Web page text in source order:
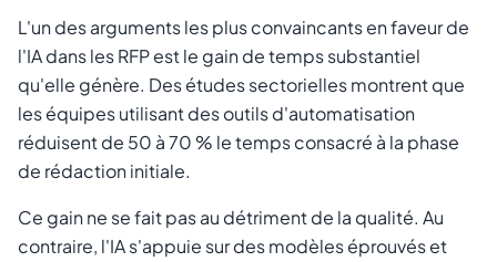
L'un des arguments les plus convaincants en faveur de
l'IA dans les RFP est le gain de temps substantiel
qu'elle génère. Des études sectorielles montrent que
les équipes utilisant des outils d'automatisation
réduisent de 50 à 70 % le temps consacré à la phase
de rédaction initiale.
Ce gain ne se fait pas au détriment de la qualité. Au
contraire, l'IA s'appuie sur des modèles éprouvés et